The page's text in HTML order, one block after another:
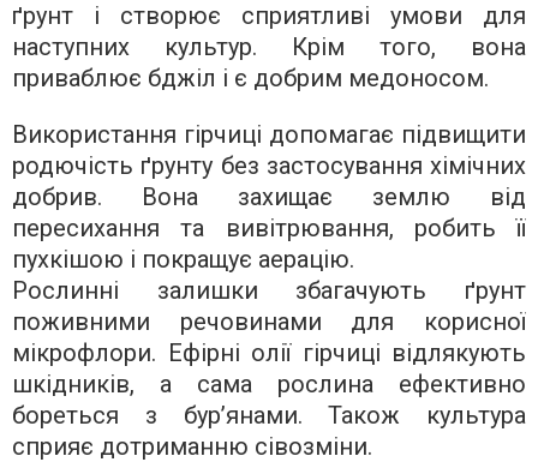
ґрунт і створює сприятливі умови для
наступних культур. Крім того, вона
приваблює бджіл і є добрим медоносом.
Використання гірчиці допомагає підвищити
родючість ґрунту без застосування хімічних
добрив. Вона захищає землю від
пересихання та вивітрювання, робить її
пухкішою і покращує аерацію.
Рослинні залишки збагачують ґрунт
поживними речовинами для корисної
мікрофлори. Ефірні олії гірчиці відлякують
шкідників, а сама рослина ефективно
бореться з бур’янами. Також культура
сприяє дотриманню сівозміни.